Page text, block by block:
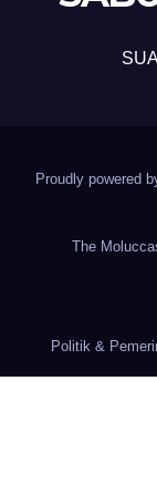
Proudly powered
The
Politik &